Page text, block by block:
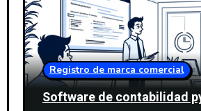
Registro de marca comercial
Software de contabilidad